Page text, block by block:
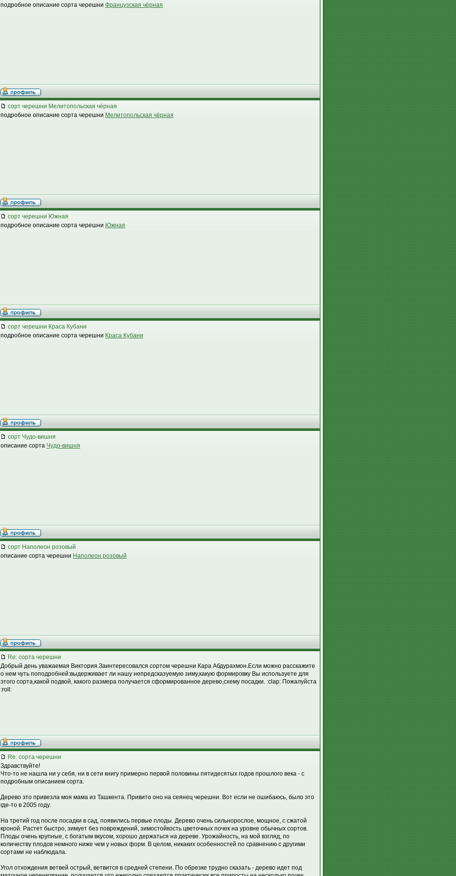
подробное описание сорта черешни Французская чёрная
сорт черешни Мелитопольская чёрная
подробное описание сорта черешни Мелитопольская чёрная
сорт черешни Южная
подробное описание сорта черешни Южная
сорт черешни Краса Кубани
подробное описание сорта черешни Краса Кубани
сорт Чудо-вишня
описание сорта Чудо-вишня
сорт Наполеон розовый
описание сорта черешни Наполеон розовый
Re: сорта черешни
Добрый день уважаемая Виктория.Заинтересовался сортом черешни Кара Абдурахмон.Если можно расскажите
о нем чуть поподробней:выдерживает ли нашу непредсказуемую зиму,какую формировку Вы используете для
этого сорта,какой подвой, какого размера получается сформированное дерево,схему посадки. :clap: Пожалуйста
:roll:
Re: сорта черешни
Здравствуйте!
Что-то не нашла ни у себя, ни в сети книгу примерно первой половины пятидесятых годов прошлого века - с
подробным описанием сорта.
Дерево это привезла моя мама из Ташкента. Привито оно на сеянец черешни. Вот если не ошибаюсь, было это
где-то в 2005 году.
На третий год после посадки в сад, появились первые плоды. Дерево очень сильнорослое, мощное, с сжатой
кроной. Растет быстро, зимует без повреждений, зимостойкость цветочных почек на уровне обычных сортов.
Плоды очень крупные, с богатым вкусом, хорошо держаться на дереве. Урожайность, на мой взгляд, по
количеству плодов немного ниже чем у новых форм. В целом, никаких особенностей по сравнению с другими
сортами не наблюдала.
Угол отхождения ветвей острый, ветвится в средней степени. По обрезке трудно сказать - дерево идет под